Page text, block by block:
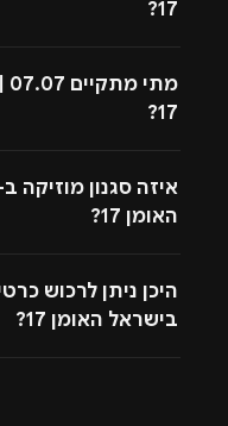
17?
17?
האומן 17?
בישראל האומן 17?